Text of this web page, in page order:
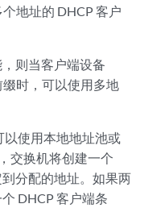
地址的 DHCP 客户
则当客户端设备
缀时，可以使用多地
以使用本地地址池或
交换机将创建一个
分配的地址。如果两
DHCP 客户端条